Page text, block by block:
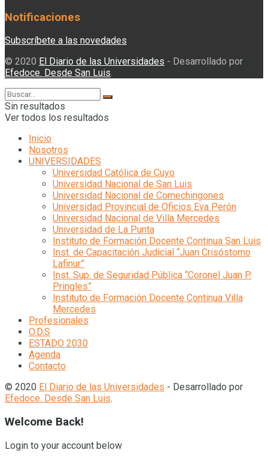
Notificaciones
Subscríbete a las novedades
© 2020 El Diario de las Universidades - Desarrollado por
Efedoce. Desde San Luis.
Sin resultados
Ver todos los resultados
Inicio
Nosotros
UNIVERSIDADES
Universidad Católica de Cuyo
Universidad Nacional de San Luis
Universidad Nacional de Comechingones
Universidad Provincial de Oficios Eva Perón
Universidad Nacional de Villa Mercedes
Universidad de La Punta
Instituto de Formación Docente Continua San Luis
Inst. de Capacitación Judicial “Juan Crisóstomo
Lafinur”
Inst. Sup. de Seguridad Pública “Coronel Juan P.
Pringles”
Instituto de Formación Docente Continua Villa
Mercedes
Profesionales
O.D.S
ESTADO 2030
Agenda
Contacto
© 2020 El Diario de las Universidades - Desarrollado por
Efedoce. Desde San Luis.
Welcome Back!
Login to your account below